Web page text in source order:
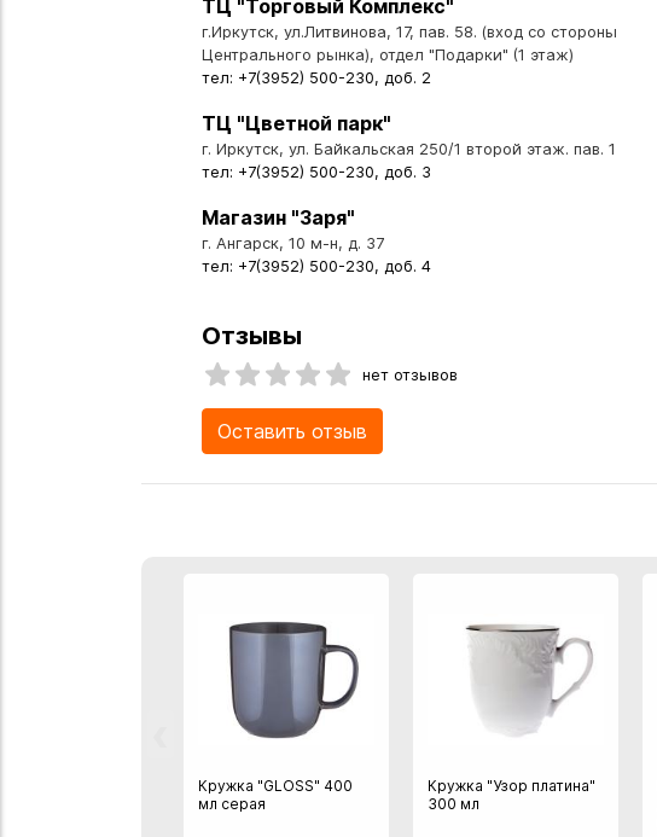
ТЦ "Торговый Комплекс"
г.Иркутск, ул.Литвинова, 17, пав. 58. (вход со стороны
Центрального рынка), отдел "Подарки" (1 этаж)
тел: +7(3952) 500-230, доб. 2
ТЦ "Цветной парк"
г. Иркутск, ул. Байкальская 250/1 второй этаж. пав. 1
тел: +7(3952) 500-230, доб. 3
Магазин "Заря"
г. Ангарск, 10 м-н, д. 37
тел: +7(3952) 500-230, доб. 4
Отзывы
нет отзывов
Оставить отзыв
Кружка "GLOSS" 400
мл серая
Кружка "Узор платина"
300 мл